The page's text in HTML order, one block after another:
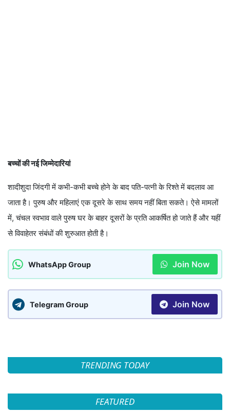
बच्चों की नई जिम्मेदारियां
शादीशुदा जिंदगी में कभी-कभी बच्चे होने के बाद पति-पत्नी के रिश्ते में बदलाव आ
जाता है। पुरुष और महिलाएं एक दूसरे के साथ समय नहीं बिता सकते। ऐसे मामलों
में, चंचल स्वभाव वाले पुरुष घर के बाहर दूसरों के प्रति आकर्षित हो जाते हैं और यहीं
से विवाहेतर संबंधों की शुरुआत होती है।
WhatsApp Group Join Now
Telegram Group Join Now
TRENDING TODAY
FEATURED